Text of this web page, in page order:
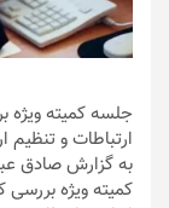
جلسه کمیته ویژه
ارتباطات و تنظیم
به گزارش صادق
کمیته ویژه